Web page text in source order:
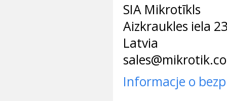
SIA Mikrotīkls
Aizkraukles iela
Latvia
Informacje o